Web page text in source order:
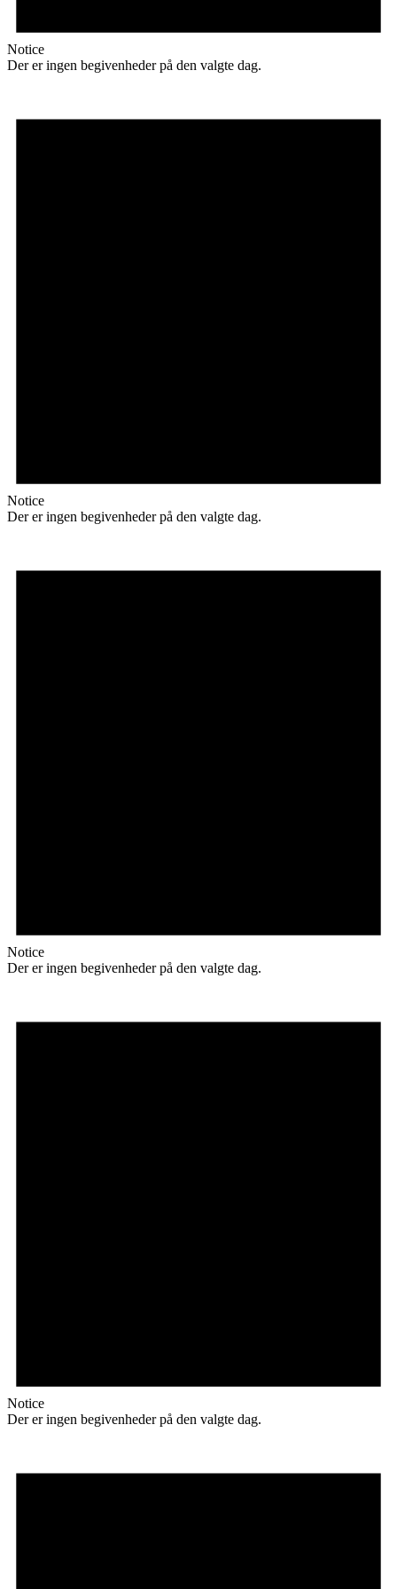
Notice
Der er ingen begivenheder på den valgte dag.
Notice
Der er ingen begivenheder på den valgte dag.
Notice
Der er ingen begivenheder på den valgte dag.
Notice
Der er ingen begivenheder på den valgte dag.